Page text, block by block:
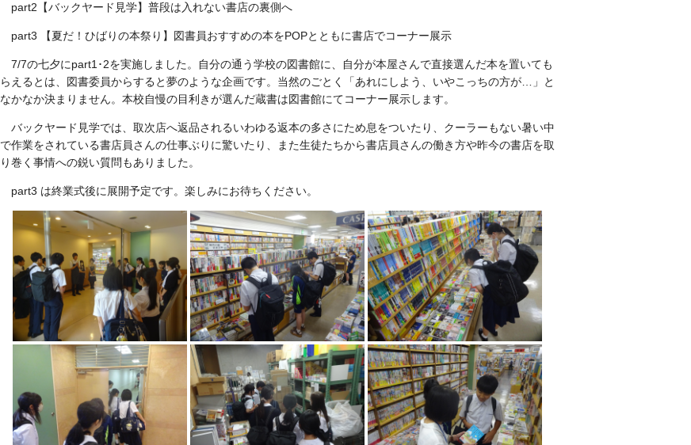
part2【バックヤード見学】普段は入れない書店の裏側へ
part3 【夏だ！ひばりの本祭り】図書員おすすめの本をPOPとともに書店でコーナー展示
7/7の七夕にpart1･2を実施しました。自分の通う学校の図書館に、自分が本屋さんで直接選んだ本を置いても
らえるとは、図書委員からすると夢のような企画です。当然のごとく「あれにしよう、いやこっちの方が…」と
なかなか決まりません。本校自慢の目利きが選んだ蔵書は図書館にてコーナー展示します。
バックヤード見学では、取次店へ返品されるいわゆる返本の多さにため息をついたり、クーラーもない暑い中
で作業をされている書店員さんの仕事ぶりに驚いたり、また生徒たちから書店員さんの働き方や昨今の書店を取
り巻く事情への鋭い質問もありました。
part3 は終業式後に展開予定です。楽しみにお待ちください。